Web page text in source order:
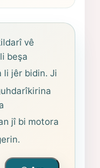
vê
beşa
li jêr bidin. Ji
jî bi motora